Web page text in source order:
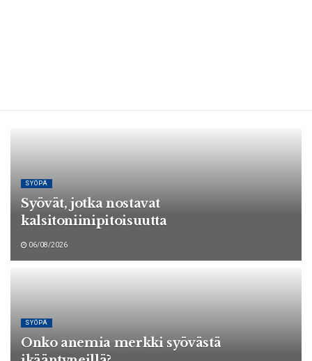
SYÖPÄ
Syövät, jotka nostavat
kalsitoniinipitoisuutta
06/08/2026
SYÖPÄ
Onko anemia merkki syövästä